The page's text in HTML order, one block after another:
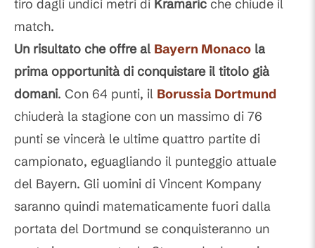
tiro dagli undici metri di Kramaric che chiude il
match.
Un risultato che offre al Bayern Monaco la
prima opportunità di conquistare il titolo già
domani. Con 64 punti, il Borussia Dortmund
chiuderà la stagione con un massimo di 76
punti se vincerà le ultime quattro partite di
campionato, eguagliando il punteggio attuale
del Bayern. Gli uomini di Vincent Kompany
saranno quindi matematicamente fuori dalla
portata del Dortmund se conquisteranno un